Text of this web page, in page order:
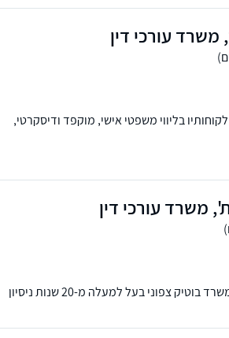
משרד עורכי דין
בליווי משפטי אישי, מוקפד ודיסקרטי,
משרד עורכי דין
אייזנברג ושות' משרד עו"ד הינו משרד בוטיק צפוני בעל למעלה מ-20 שנות ניסיון